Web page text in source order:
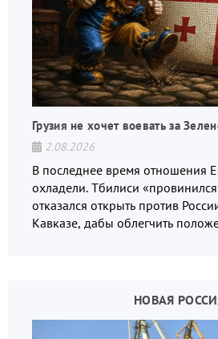
Грузия не хочет воевать за
2.08.2026
В последнее время отношения
охладели. Тбилиси
отказался открыть против
Кавказе, дабы облегчить
НОВАЯ